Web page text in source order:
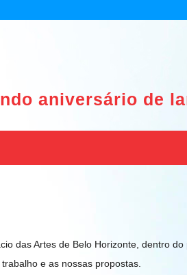
aniversário de
das Artes de Belo Horizonte, dentro
e as nossas propostas.